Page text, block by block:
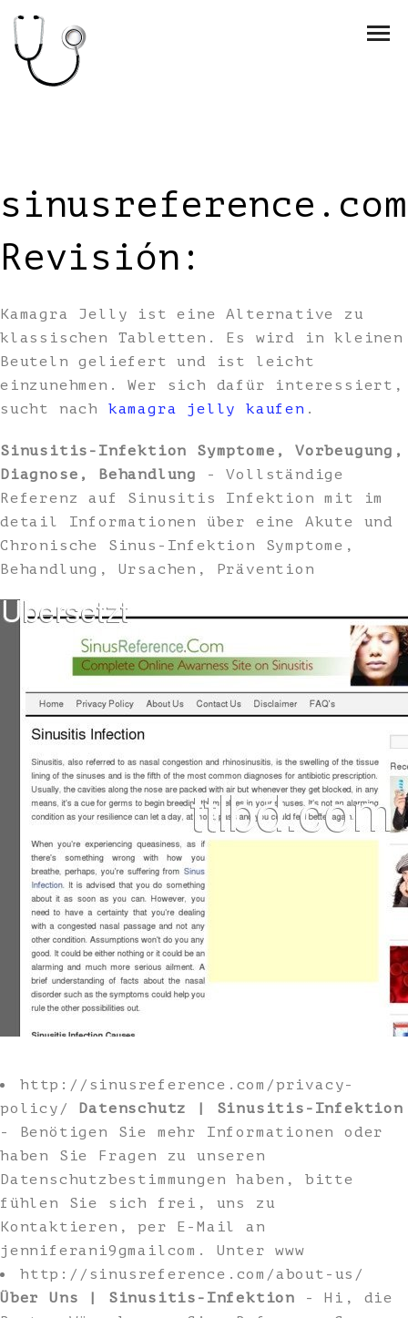
sinusreference.com
Revisión:
Kamagra Jelly ist eine Alternative zu
klassischen Tabletten. Es wird in kleinen
Beuteln geliefert und ist leicht
einzunehmen. Wer sich dafür interessiert,
sucht nach kamagra jelly kaufen .
Sinusitis-Infektion Symptome, Vorbeugung,
Diagnose, Behandlung
- Vollständige
Referenz auf Sinusitis Infektion mit im
detail Informationen über eine Akute und
Chronische Sinus-Infektion Symptome,
Behandlung, Ursachen, Prävention
http://sinusreference.com/privacy-
policy/ Datenschutz | Sinusitis-Infektion
- Benötigen Sie mehr Informationen oder
haben Sie Fragen zu unseren
Datenschutzbestimmungen haben, bitte
fühlen Sie sich frei, uns zu
Kontaktieren, per E-Mail an
jenniferani9gmailcom. Unter www
http://sinusreference.com/about-us/
Über Uns | Sinusitis-Infektion - Hi, die